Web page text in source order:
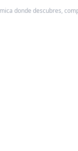
donde descubres,